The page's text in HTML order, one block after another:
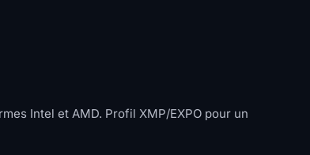
Intel et AMD. Profil XMP/EXPO pour un